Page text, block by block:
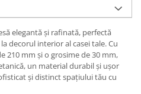
elegantă și rafinată, perfectă
decorul interior al casei tale. Cu
210 mm și o grosime de 30 mm,
un material durabil și ușor
și distinct spațiului tău cu